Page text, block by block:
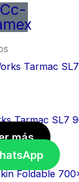
Cc-
Tarmac SL7
más